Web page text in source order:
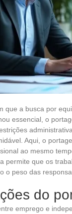
que a busca por
essencial, o
Aqui, o
ao mesmo
permite que os
o peso das
do
emprego e